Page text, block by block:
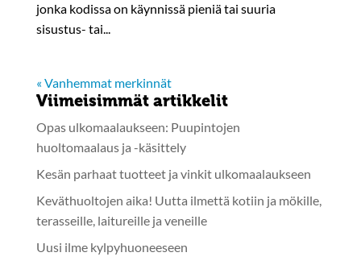
jonka kodissa on käynnissä pieniä tai suuria
sisustus- tai...
« Vanhemmat merkinnät
Viimeisimmät artikkelit
Opas ulkomaalaukseen: Puupintojen
huoltomaalaus ja -käsittely
Kesän parhaat tuotteet ja vinkit ulkomaalaukseen
Keväthuoltojen aika! Uutta ilmettä kotiin ja mökille,
terasseille, laitureille ja veneille
Uusi ilme kylpyhuoneeseen